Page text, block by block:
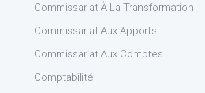
Commissariat À La Transformation
Commissariat Aux Apports
Commissariat Aux Comptes
Comptabilité